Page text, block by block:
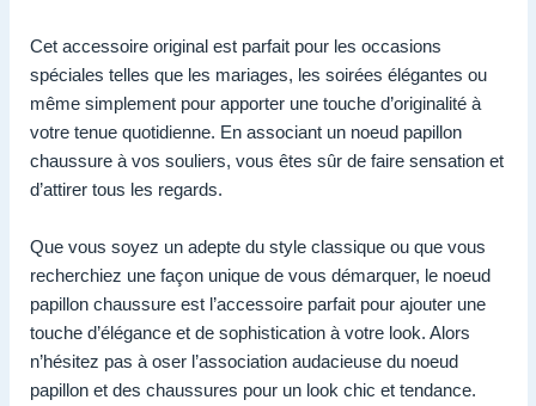
Cet accessoire original est parfait pour les occasions
spéciales telles que les mariages, les soirées élégantes ou
même simplement pour apporter une touche d’originalité à
votre tenue quotidienne. En associant un noeud papillon
chaussure à vos souliers, vous êtes sûr de faire sensation et
d’attirer tous les regards.
Que vous soyez un adepte du style classique ou que vous
recherchiez une façon unique de vous démarquer, le noeud
papillon chaussure est l’accessoire parfait pour ajouter une
touche d’élégance et de sophistication à votre look. Alors
n’hésitez pas à oser l’association audacieuse du noeud
papillon et des chaussures pour un look chic et tendance.